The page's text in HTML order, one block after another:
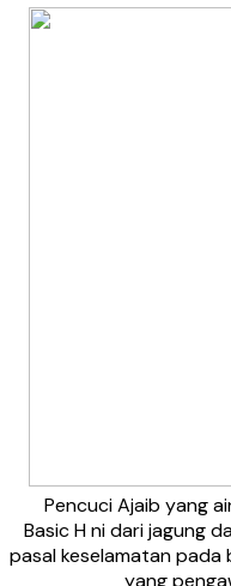
Pencuci Ajaib yang
Basic H ni dari jagung
pasal keselamatan pada
yang